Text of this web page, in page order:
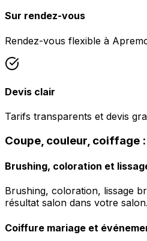
Sur rendez-vous
Rendez-vous flexible à
Devis clair
Tarifs transparents et devis
Coupe, couleur, coiffage
Brushing, coloration et
Brushing, coloration, lissage
résultat salon dans votre salon.
Coiffure mariage et